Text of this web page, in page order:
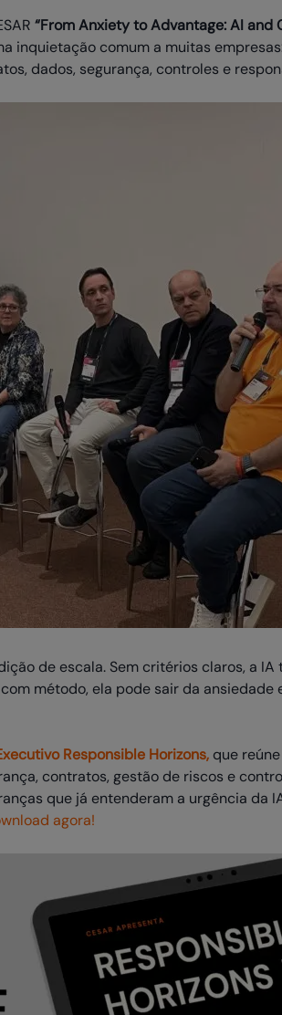
“From Anxiety to Advantage: AI and
inquietação comum a muitas
dados, segurança, controles e
de escala. Sem critérios claros, a
método, ela pode sair da ansiedade
Responsible Horizons, que
contratos, gestão de riscos e
que já entenderam a urgência da
agora!